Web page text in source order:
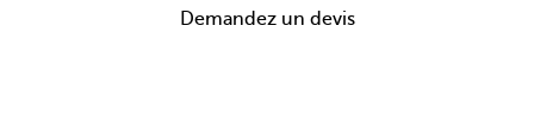
Demandez un devis